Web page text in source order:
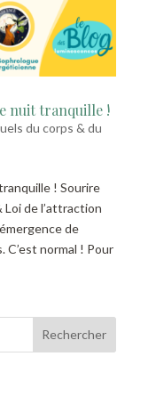
nuit tranquille !
du corps & du
! Sourire
Loi de l’attraction
de
normal ! Pour